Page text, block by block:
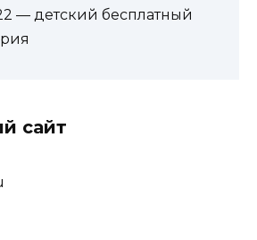
— детский бесплатный
сайт